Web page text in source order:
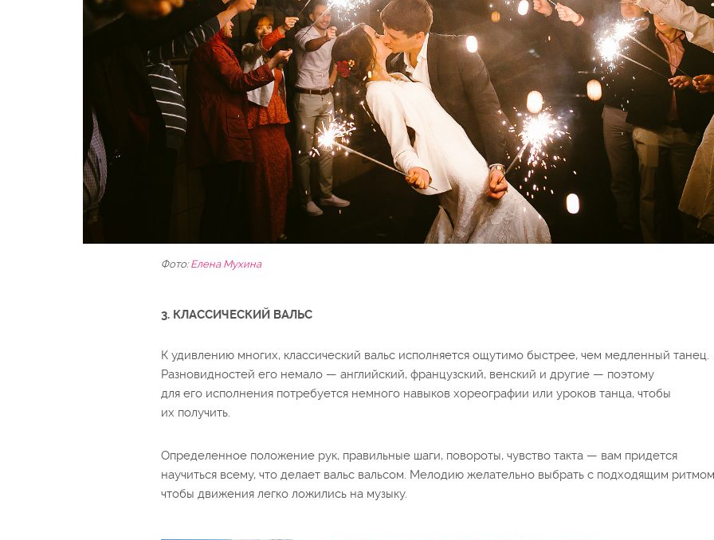
Фото: Елена Мухина
3. КЛАССИЧЕСКИЙ ВАЛЬС
К удивлению многих, классический вальс исполняется ощутимо быстрее, чем медленный танец.
Разновидностей его немало — английский, французский, венский и другие — поэтому
для его исполнения потребуется немного навыков хореографии или уроков танца, чтобы
их получить.
Определенное положение рук, правильные шаги, повороты, чувство такта — вам придется
научиться всему, что делает вальс вальсом. Мелодию желательно выбрать с подходящим
чтобы движения легко ложились на музыку.